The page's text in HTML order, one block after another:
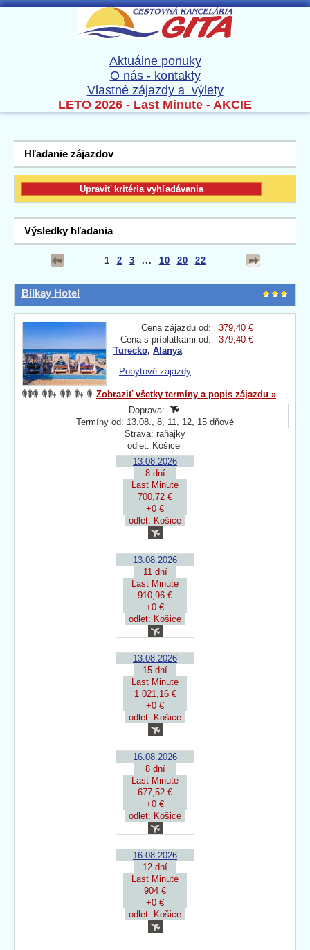
Aktuálne ponuky
O nás - kontakty
Vlastné zájazdy a výlety
LETO 2026 - Last Minute - AKCIE
Hľadanie zájazdov
Výsledky hľadania
1 2 3 ... 10 20 22
Bilkay Hotel
Cena zájazdu od:
379,40 €
Cena s príplatkami od:
379,40 €
Turecko, Alanya
- Pobytové zájazdy
Zobraziť všetky termíny a popis zájazdu »
Doprava:
Termíny od: 13.08., 8, 11, 12, 15 dňové
Strava: raňajky
odlet: Košice
13.08.2026
8 dní
Last Minute
700,72 €
+0 €
odlet: Košice
13.08.2026
11 dní
Last Minute
910,96 €
+0 €
odlet: Košice
13.08.2026
15 dní
Last Minute
1 021,16 €
+0 €
odlet: Košice
16.08.2026
8 dní
Last Minute
677,52 €
+0 €
odlet: Košice
16.08.2026
12 dní
Last Minute
904 €
+0 €
odlet: Košice